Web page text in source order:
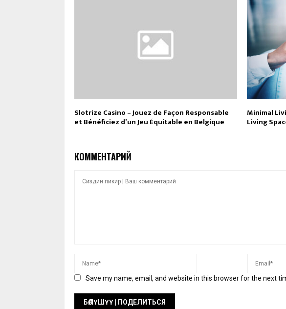
Slotrize Casino – Jouez de Façon Responsable
et Bénéficiez d’un Jeu Équitable en Belgique
Minimal
Living
КОММЕНТАРИЙ
Save my name, email, and website in this browser for the next